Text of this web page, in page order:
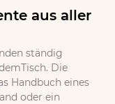
aus aller
ständig
Die
Handbuch eines
oder ein